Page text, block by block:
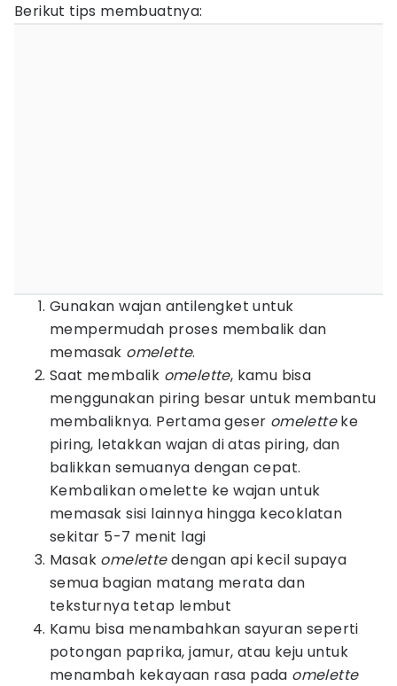
Berikut tips membuatnya:
Gunakan wajan antilengket untuk
mempermudah proses membalik dan
memasak omelette.
Saat membalik omelette, kamu bisa
menggunakan piring besar untuk membantu
membaliknya. Pertama geser omeletteke
piring, letakkan wajan di atas piring, dan
balikkan semuanya dengan cepat.
Kembalikan omelette ke wajan untuk
memasak sisi lainnya hingga kecoklatan
sekitar 5-7 menit lagi
Masak omelettedengan api kecil supaya
semua bagian matang merata dan
teksturnya tetap lembut
Kamu bisa menambahkan sayuran seperti
potongan paprika, jamur, atau keju untuk
menambah kekayaan rasa pada omelette